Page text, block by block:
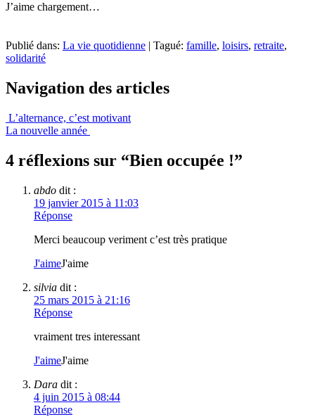
J’aime chargement…
Publié dans: La vie quotidienne Tagué: famille, loisirs, retraite,
solidarité
Navigation des articles
L’alternance, c’est motivant
La nouvelle année
4 réflexions sur “Bien occupée !”
abdo dit :
19 janvier 2015 à 11:03
Réponse
Merci beaucoup veriment c’est très pratique
J'aimeJ'aime
silvia dit :
25 mars 2015 à 21:16
Réponse
vraiment tres interessant
J'aimeJ'aime
Dara dit :
4 juin 2015 à 08:44
Réponse